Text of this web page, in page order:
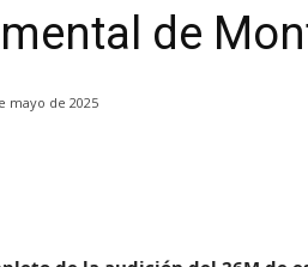
de
mayo de 2025